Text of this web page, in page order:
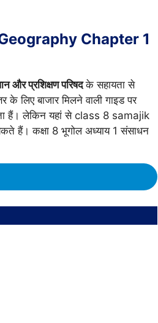
Chapter 1
और प्रशिक्षण परिषदके सहायता से
के लिए बाजार मिलने वाली गाइड पर
हैं। लेकिन यहां से class 8 samajik
हैं। कक्षा 8 भूगोल अध्याय 1 संसाधन